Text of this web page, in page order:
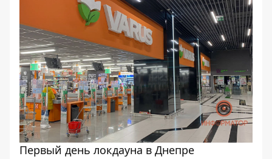
Первый день локдауна в Днепре